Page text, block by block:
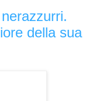
della sua